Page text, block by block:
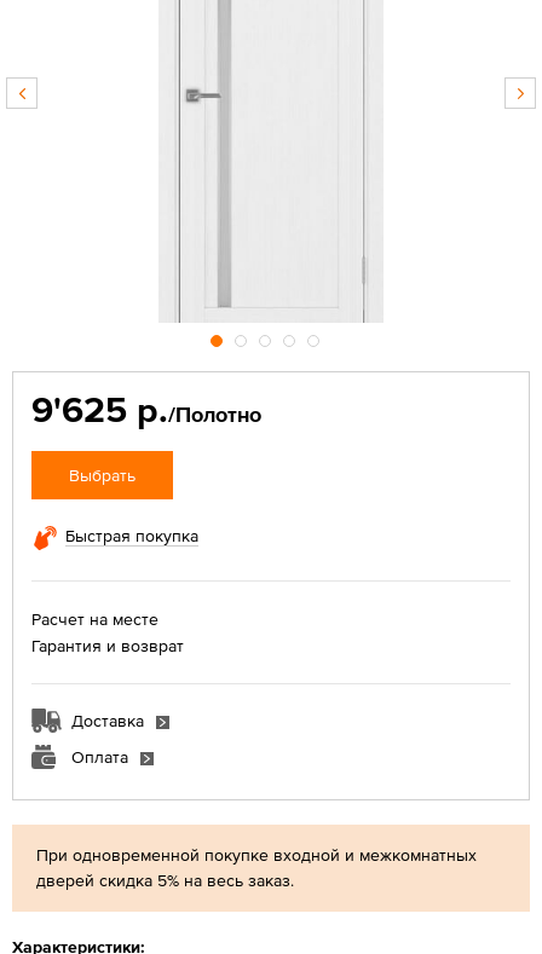
При одновременной покупке входной и межкомнатных
дверей скидка 5% на весь заказ.
Характеристики:
9'625 р./Полотно
Выбрать
Быстрая покупка
Расчет на месте
Гарантия и возврат
Доставка
Оплата